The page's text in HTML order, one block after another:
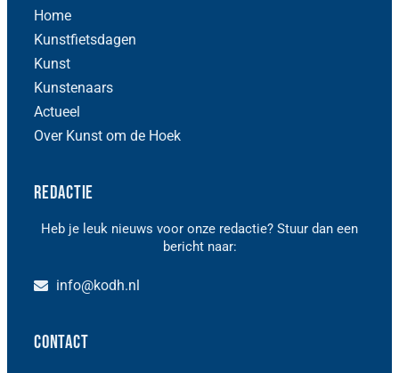
Home
Kunstfietsdagen
Kunst
Kunstenaars
Actueel
Over Kunst om de Hoek
Redactie
Heb je leuk nieuws voor onze redactie? Stuur dan een
bericht naar:
info@kodh.nl
Contact